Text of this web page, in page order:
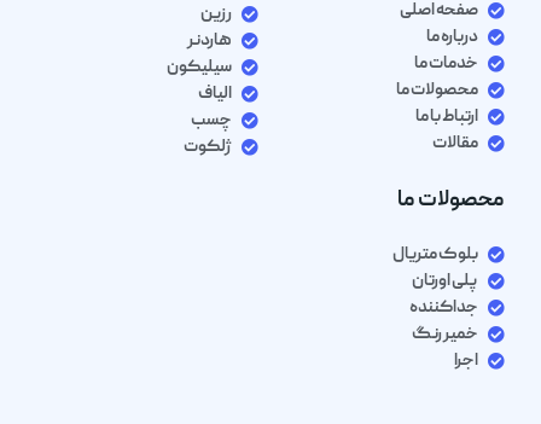
صفحه اصلی
درباره ما
خدمات ما
محصولات ما
ارتباط با ما
مقالات
رزین
هاردنر
سیلیکون
الیاف
چسب
ژلکوت
محصولات ما
بلوک متریال
پلی اورتان
جداکننده
خمیر رنگ
اجرا